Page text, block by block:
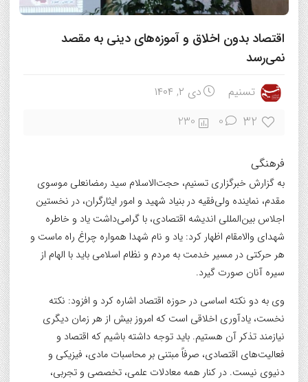
اقتصاد بدون اخلاق و آموزه‌های دینی به مقصد
نمی‌رسد
تسنیم دی ۲, ۱۴۰۴
32
0
230
فرهنگی
به گزارش خبرگزاری تسنیم، حجت‌الاسلام سید رمضانعلی موسوی
مقدم، نماینده ولی‌فقیه در بنیاد شهید و امور ایثارگران، در نخستین
اجلاس بین‌المللی اندیشه اقتصادی، با گرامی‌داشت یاد و خاطره
شهدای والامقام اظهار کرد: یاد و نام شهدا همواره چراغ راه ماست و
هر حرکتی در مسیر خدمت به مردم و نظام اسلامی باید با الهام از
سیره آنان صورت گیرد.
وی به دو نکته اساسی در حوزه اقتصاد اشاره کرد و افزود: نکته
نخست، یادآوری اخلاقی است که امروز بیش از هر زمان دیگری
نیازمند تذکر آن هستیم. باید توجه داشته باشیم که اقتصاد و
فعالیت‌های اقتصادی، صرفاً مبتنی بر محاسبات مادی، فیزیکی و
دنیوی نیست. در کنار همه معادلات علمی، تخصصی و تجربی،